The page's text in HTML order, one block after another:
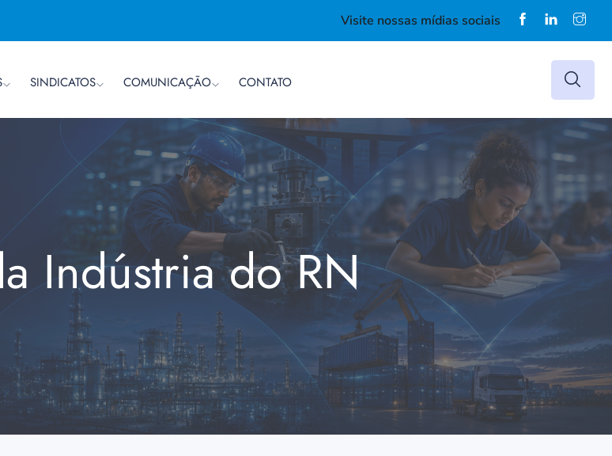
Visite nossas mídias sociais
SINDICATOS COMUNICAÇÃO CONTATO
Indústria do RN